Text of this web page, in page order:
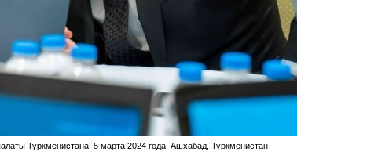
Туркменистана, 5 марта 2024 года, Ашхабад, Туркменистан